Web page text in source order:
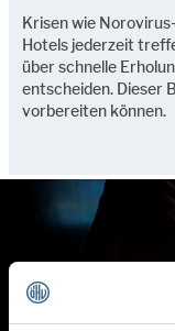
Krisen wie
Hotels jederzeit
über schnelle
entscheiden. Dieser
vorbereiten können.